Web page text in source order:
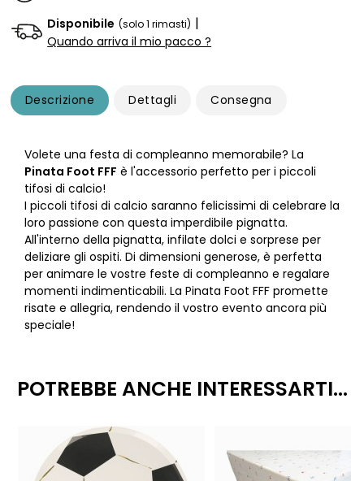
Disponibile (solo 1 rimasti) |
Quando arriva il mio pacco ?
Descrizione Dettagli Consegna
Volete una festa di compleanno memorabile? La
Pinata Foot FFF è l'accessorio perfetto per i piccoli
tifosi di calcio!
I piccoli tifosi di calcio saranno felicissimi di celebrare la
loro passione con questa imperdibile pignatta.
All'interno della pignatta, infilate dolci e sorprese per
deliziare gli ospiti. Di dimensioni generose, è perfetta
per animare le vostre feste di compleanno e regalare
momenti indimenticabili. La Pinata Foot FFF promette
risate e allegria, rendendo il vostro evento ancora più
speciale!
POTREBBE ANCHE INTERESSARTI...